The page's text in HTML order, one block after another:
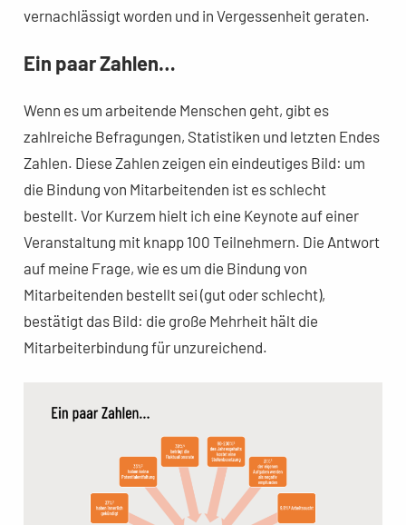
vernachlässigt worden und in Vergessenheit geraten.
Ein paar Zahlen…
Wenn es um arbeitende Menschen geht, gibt es
zahlreiche Befragungen, Statistiken und letzten Endes
Zahlen. Diese Zahlen zeigen ein eindeutiges Bild: um
die Bindung von Mitarbeitenden ist es schlecht
bestellt. Vor Kurzem hielt ich eine Keynote auf einer
Veranstaltung mit knapp 100 Teilnehmern. Die Antwort
auf meine Frage, wie es um die Bindung von
Mitarbeitenden bestellt sei (gut oder schlecht),
bestätigt das Bild: die große Mehrheit hält die
Mitarbeiterbindung für unzureichend.